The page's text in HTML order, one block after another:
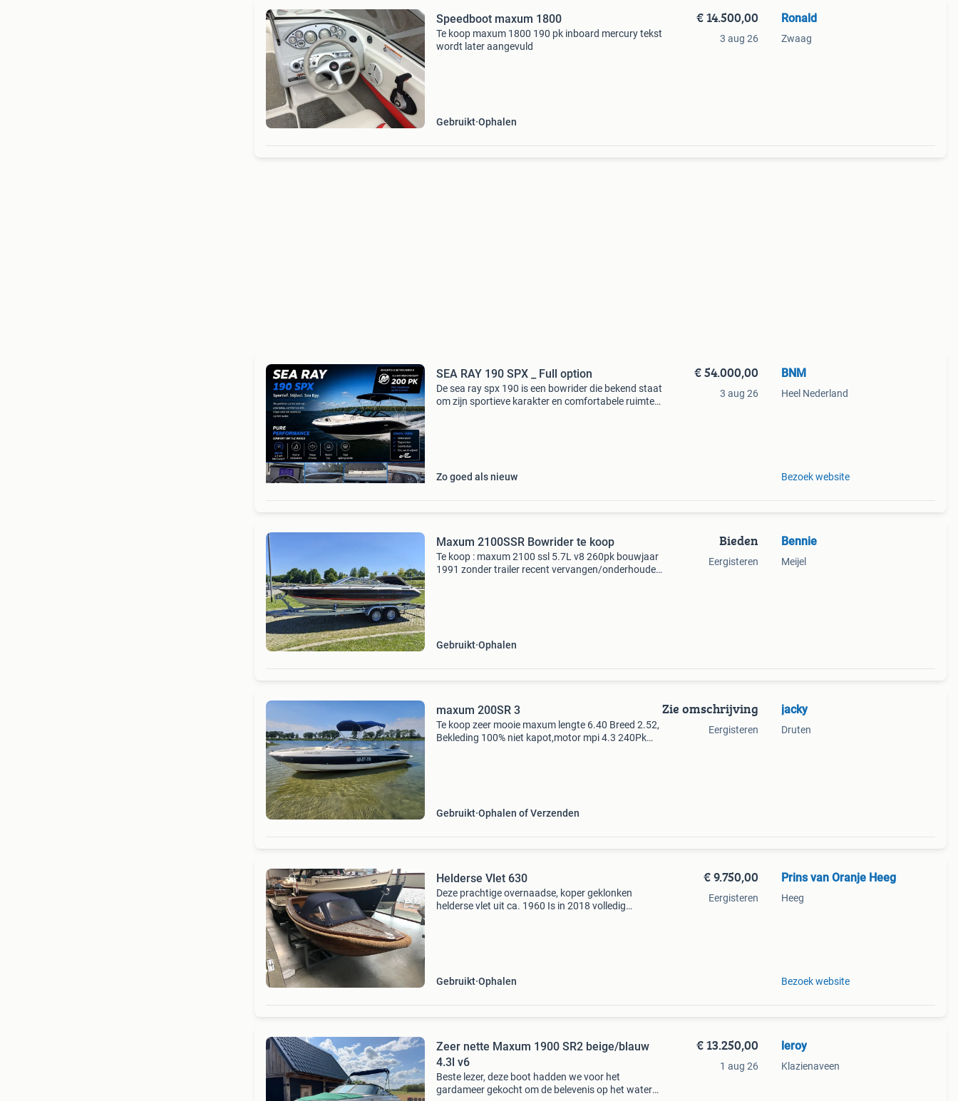
Speedboot maxum 1800
Te koop maxum 1800 190 pk inboard mercury tekst
wordt later aangevuld
Gebruikt Ophalen
€ 14.500,00
3 aug 26
Ronald
Zwaag
SEA RAY 190 SPX _ Full option
De sea ray spx 190 is een bowrider die bekend staat
om zijn sportieve karakter en comfortabele ruimte.
Zo goed als nieuw
€ 54.000,00
3 aug 26
BNM
Heel Nederland
Bezoek website
Maxum 2100SSR Bowrider te koop
Te koop : maxum 2100 ssl 5.7L v8 260pk bouwjaar
1991 zonder trailer recent vervangen/onderhouden
Gebruikt Ophalen
Bieden
Eergisteren
Bennie
Meijel
maxum 200SR 3
Te koop zeer mooie maxum lengte 6.40 Breed 2.52,
Bekleding 100% niet kapot,motor mpi 4.3 240Pk
Gebruikt Ophalen of Verzenden
Zie omschrijving
Eergisteren
jacky
Druten
Helderse Vlet 630
Deze prachtige overnaadse, koper geklonken
helderse vlet uit ca. 1960 Is in 2018 volledig
Gebruikt Ophalen
€ 9.750,00
Eergisteren
Prins van Oranje Heeg
Heeg
Bezoek website
Zeer nette Maxum 1900 SR2 beige/blauw
4.3l v6
Beste lezer, deze boot hadden we voor het
gardameer gekocht om de belevenis op het water
€ 13.250,00
1 aug 26
leroy
Klazienaveen